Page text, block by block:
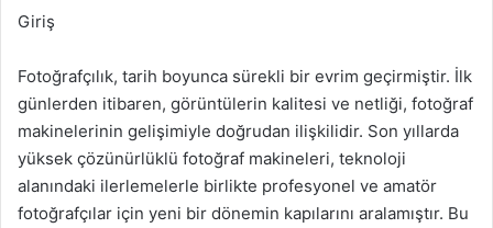
Giriş
Fotoğrafçılık, tarih boyunca sürekli bir evrim geçirmiştir. İlk
günlerden itibaren, görüntülerin kalitesi ve netliği, fotoğraf
makinelerinin gelişimiyle doğrudan ilişkilidir. Son yıllarda
yüksek çözünürlüklü fotoğraf makineleri, teknoloji
alanındaki ilerlemelerle birlikte profesyonel ve amatör
fotoğrafçılar için yeni bir dönemin kapılarını aralamıştır. Bu